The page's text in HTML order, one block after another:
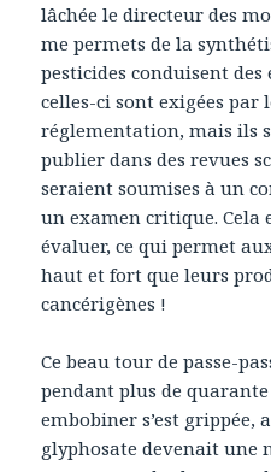
lâchée le directeur des
me permets de la
pesticides conduisent
celles-ci sont exigées par
réglementation, mais ils
publier dans des revues
seraient soumises à un
un examen critique. Cela
évaluer, ce qui permet
haut et fort que leurs
cancérigènes !
Ce beau tour de passe-
pendant plus de
embobiner s’est grippée,
glyphosate devenait une